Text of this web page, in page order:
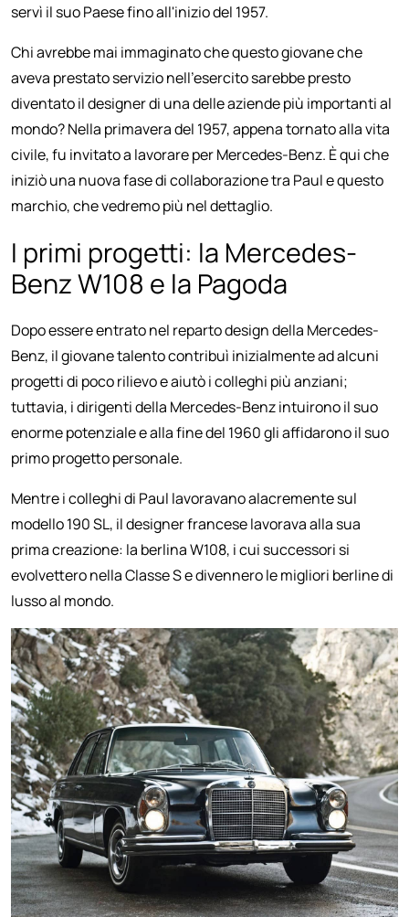
servì il suo Paese fino all'inizio del 1957.
Chi avrebbe mai immaginato che questo giovane che
aveva prestato servizio nell'esercito sarebbe presto
diventato il designer di una delle aziende più importanti al
mondo? Nella primavera del 1957, appena tornato alla vita
civile, fu invitato a lavorare per Mercedes-Benz. È qui che
iniziò una nuova fase di collaborazione tra Paul e questo
marchio, che vedremo più nel dettaglio.
I primi progetti: la Mercedes-
Benz W108 e la Pagoda
Dopo essere entrato nel reparto design della Mercedes-
Benz, il giovane talento contribuì inizialmente ad alcuni
progetti di poco rilievo e aiutò i colleghi più anziani;
tuttavia, i dirigenti della Mercedes-Benz intuirono il suo
enorme potenziale e alla fine del 1960 gli affidarono il suo
primo progetto personale.
Mentre i colleghi di Paul lavoravano alacremente sul
modello 190 SL, il designer francese lavorava alla sua
prima creazione: la berlina W108, i cui successori si
evolvettero nella Classe S e divennero le migliori berline di
lusso al mondo.